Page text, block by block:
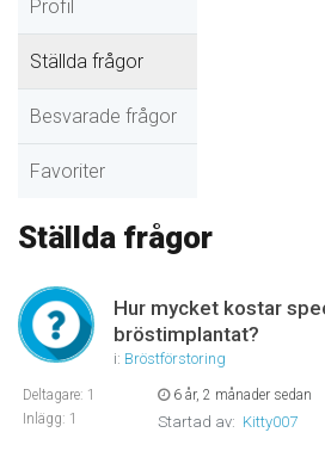
Profil
Ställda frågor
Besvarade frågor
Favoriter
Ställda frågor
Hur mycket kostar
bröstimplantat?
i: Bröstförstoring
Deltagare: 1
Inlägg: 1
6 år, 2 månader sedan
Startad av: Kitty007